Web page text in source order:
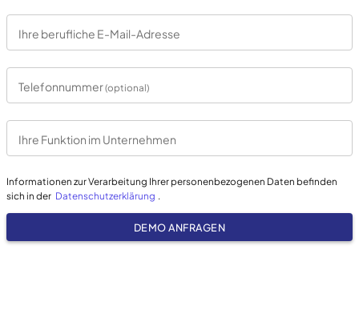
Ihre berufliche E-Mail-Adresse
Telefonnummer(optional)
Ihre Funktion im Unternehmen
Informationen zur Verarbeitung Ihrer personenbezogenen Daten befinden
sich in der Datenschutzerklärung .
DEMO ANFRAGEN